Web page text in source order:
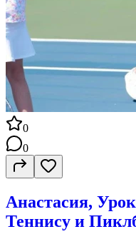
0
0
Анастасия,
Теннису и